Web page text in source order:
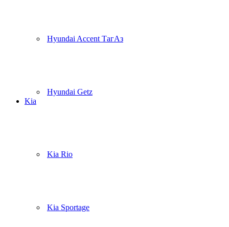
Hyundai Accent ТагАз
Hyundai Getz
Kia
Kia Rio
Kia Sportage